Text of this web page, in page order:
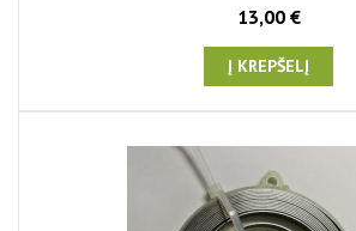
13,00 €
Į KREPŠELĮ